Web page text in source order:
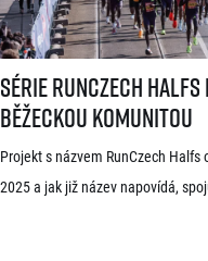
Série RunCzech Halfs
běžeckou komunitou
Projekt s názvem RunCzech Halfs
2025 a jak již název napovídá,
Série RunCzech Halfs hýbe